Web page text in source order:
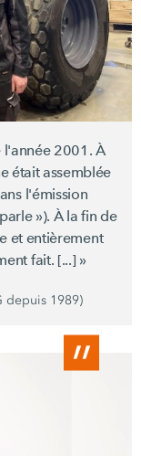
l'année 2001. À
était assemblée
l'émission
parle »). À la fin de
et entièrement
fait. [...] »
depuis 1989)